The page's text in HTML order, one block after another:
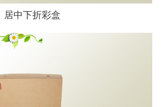
居中下折彩盒